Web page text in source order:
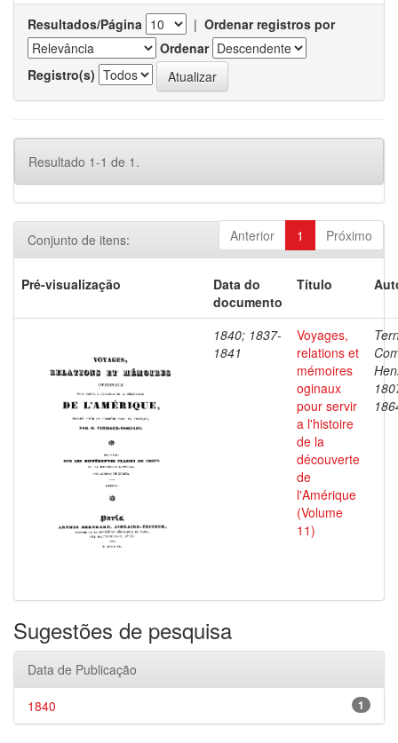
Resultados/Página | Ordenar registros por
Ordenar
Registro(s)
Resultado 1-1 de 1.
Anterior 1 Próximo
Conjunto de itens:
Pré-visualização
Data do
documento
Título
1840; 1837-
1841
Voyages,
relations et
mémoires
oginaux
pour servir
a l'histoire
de la
découverte
de
l'Amérique
(Volume
11)
Sugestões de pesquisa
Data de Publicação
1
1840